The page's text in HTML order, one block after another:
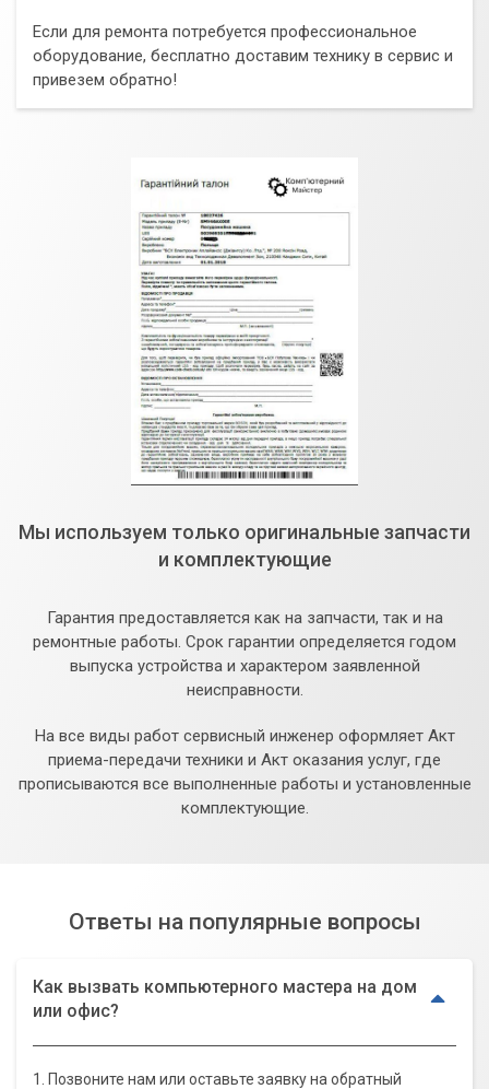
Если для ремонта потребуется профессиональное
оборудование, бесплатно доставим технику в сервис и
привезем обратно!
Мы используем только оригинальные запчасти
и комплектующие
Гарантия предоставляется как на запчасти, так и на
ремонтные работы. Срок гарантии определяется годом
выпуска устройства и характером заявленной
неисправности.
На все виды работ сервисный инженер оформляет Акт
приема-передачи техники и Акт оказания услуг, где
прописываются все выполненные работы и установленные
комплектующие.
Ответы на популярные вопросы
Как вызвать компьютерного мастера на дом
или офис?
1. Позвоните нам или оставьте заявку на обратный